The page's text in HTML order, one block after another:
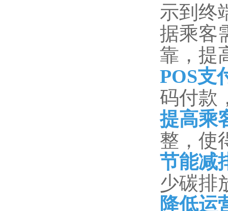
示到终
据乘客
靠，提
POS支
码付款
提高乘
整，使
节能减
少碳排
降低运